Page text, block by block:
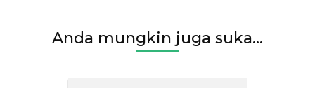
Anda mungkin juga suka...